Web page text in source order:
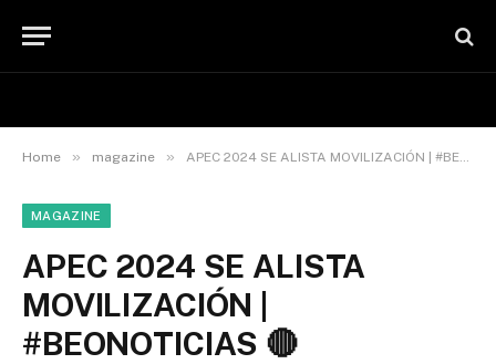
Home » magazine » APEC 2024 SE ALISTA MOVILIZACIÓN | #BEONOTICIAS 🔴
MAGAZINE
APEC 2024 SE ALISTA
MOVILIZACIÓN |
#BEONOTICIAS 🔴